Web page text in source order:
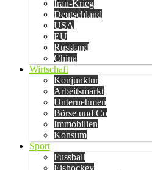
Iran-Krieg
Deutschland
USA
EU
Russland
China
Wirtschaft
Konjunktur
Arbeitsmarkt
Unternehmen
Börse und Co
Immobilien
Konsum
Sport
Fussball
Eishockey